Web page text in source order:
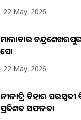
22 May, 2026
ମାଲାବାର
ସୋ
22 May, 2026
ନୀଳାଦ୍ରି ବିହାର
ପ୍ରତିଶତ ସଫଳତା